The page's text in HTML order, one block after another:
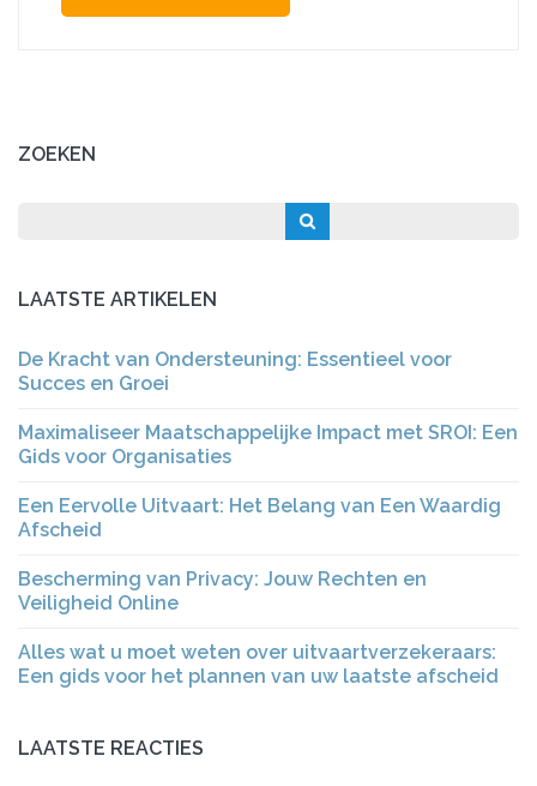
ZOEKEN
LAATSTE ARTIKELEN
De Kracht van Ondersteuning: Essentieel voor
Succes en Groei
Maximaliseer Maatschappelijke Impact met SROI: Een
Gids voor Organisaties
Een Eervolle Uitvaart: Het Belang van Een Waardig
Afscheid
Bescherming van Privacy: Jouw Rechten en
Veiligheid Online
Alles wat u moet weten over uitvaartverzekeraars:
Een gids voor het plannen van uw laatste afscheid
LAATSTE REACTIES